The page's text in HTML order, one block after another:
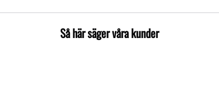
Så här säger våra kunder